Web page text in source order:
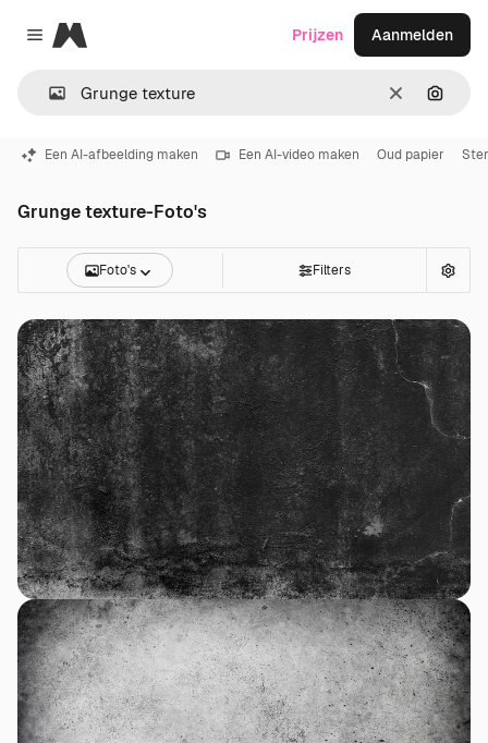
Close menu
Magnific
Wissen
Prijzen Aanmelden
Een AI-afbeelding maken Een AI-video maken Oud papier
Grunge texture-Foto's
Foto's Filters